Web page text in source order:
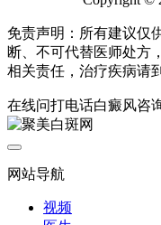
免责声明：所有建议仅
断、不可代替医师处方
相关责任，治疗疾病请
在线问打电话白癜风咨
网站导航
视频